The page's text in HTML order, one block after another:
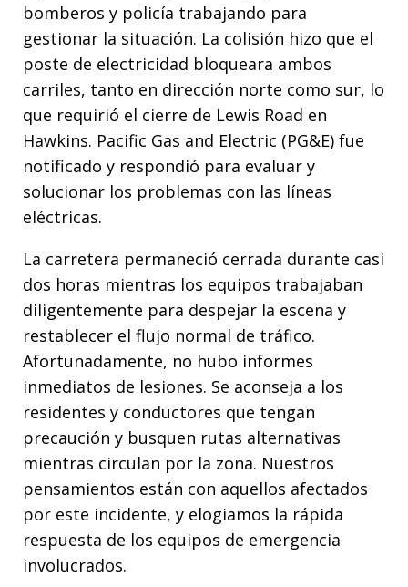
bomberos y policía trabajando para
gestionar la situación. La colisión hizo que el
poste de electricidad bloqueara ambos
carriles, tanto en dirección norte como sur, lo
que requirió el cierre de Lewis Road en
Hawkins. Pacific Gas and Electric (PG&E) fue
notificado y respondió para evaluar y
solucionar los problemas con las líneas
eléctricas.
La carretera permaneció cerrada durante casi
dos horas mientras los equipos trabajaban
diligentemente para despejar la escena y
restablecer el flujo normal de tráfico.
Afortunadamente, no hubo informes
inmediatos de lesiones. Se aconseja a los
residentes y conductores que tengan
precaución y busquen rutas alternativas
mientras circulan por la zona. Nuestros
pensamientos están con aquellos afectados
por este incidente, y elogiamos la rápida
respuesta de los equipos de emergencia
involucrados.